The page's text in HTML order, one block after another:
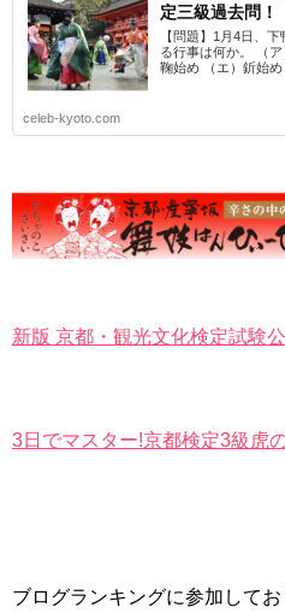
定三級過去問！
【問題】1月4日、
る行事は何か。 （
鞠始め （エ）釿始め
celeb-kyoto.com
新版 京都・観光文化検定試験
3日でマスター!京都検定3級虎
ブログランキングに参加してお